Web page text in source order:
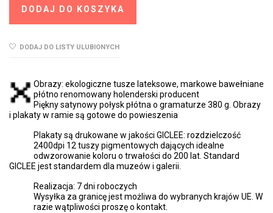
DODAJ DO KOSZYKA
DODAJ DO LISTY ULUBIONYCH
Obrazy: ekologiczne tusze lateksowe, markowe bawełniane
płótno renomowany holenderski producent
Piękny satynowy połysk płótna o gramaturze 380 g. Obrazy
i plakaty w ramie są gotowe do powieszenia
Plakaty są drukowane w jakości GICLEE: rozdzielczość
2400dpi 12 tuszy pigmentowych dających idealne
odwzorowanie koloru o trwałości do 200 lat. Standard
GICLEE jest standardem dla muzeów i galerii.
Realizacja: 7 dni roboczych
Wysyłka za granicę jest możliwa do wybranych krajów UE. W
razie wątpliwości proszę o kontakt.